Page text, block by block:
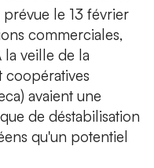
le 13 février
commerciales,
veille de la
coopératives
avaient une
de déstabilisation
qu'un potentiel